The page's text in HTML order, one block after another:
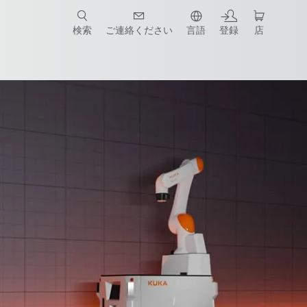
検索 ご連絡ください 言語 登録 店